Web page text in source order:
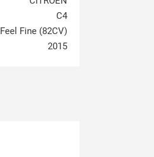
C4
Feel Fine (82CV)
2015